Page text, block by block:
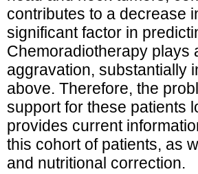
contributes to a decrease
significant factor in
Chemoradiotherapy plays
aggravation, substantially
above. Therefore, the
support for these patients
provides current
this cohort of patients, as
and nutritional correction.